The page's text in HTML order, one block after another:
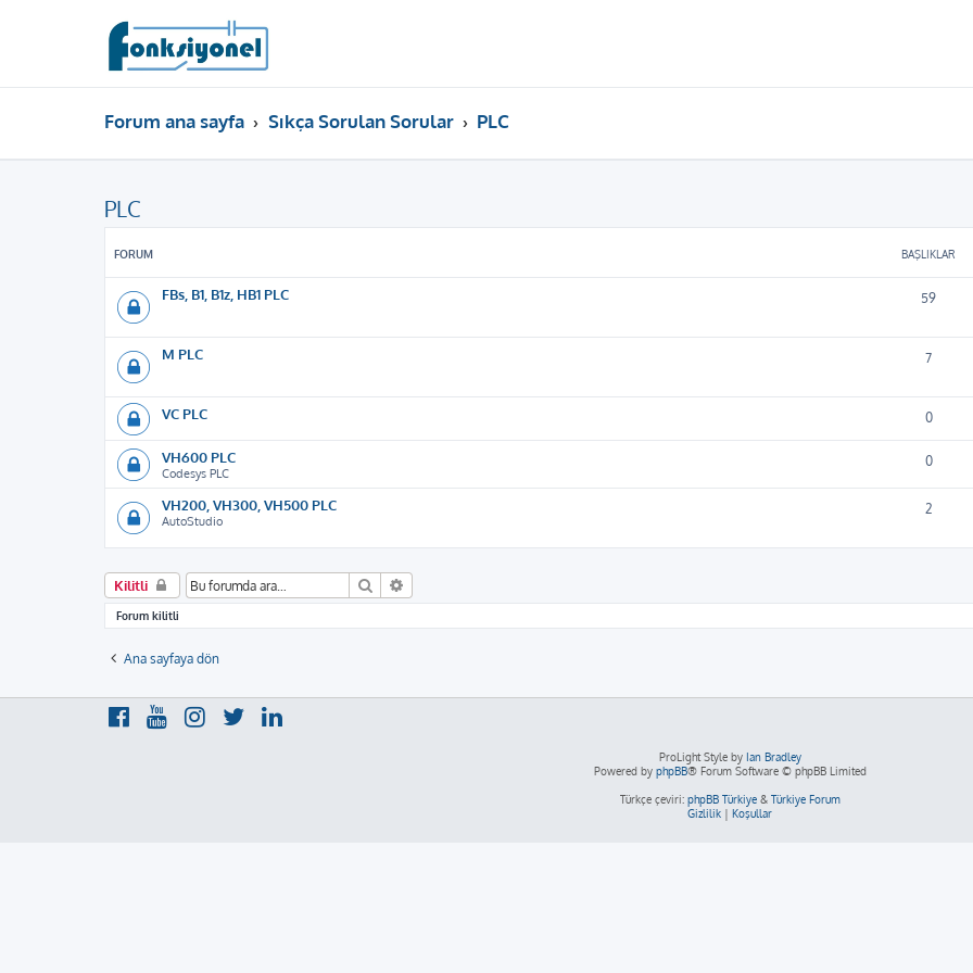
Forum ana sayfa Sıkça Sorulan Sorular PLC
PLC
FORUM BAŞLIKLAR
FBs, B1, B1z, HB1 PLC 59
M PLC 7
VC PLC 0
VH600 PLC
Codesys PLC
0
VH200, VH300, VH500 PLC
AutoStudio
2
Kilitli Ara
Forum kilitli
Ana sayfaya dön
ProLight Style by Ian Bradley
Powered by phpBB® Forum Software © phpBB Limited
Türkçe çeviri: phpBB Türkiye& Türkiye Forum
Gizlilik | Koşullar